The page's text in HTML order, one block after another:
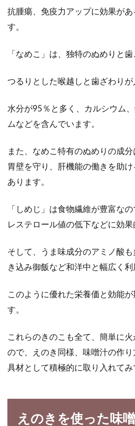
ときの混ぜる
マーガリ...
抗腫瘍、免疫力アップに効果があ
す。
「なめこ」は、独特のぬめりと
つるりとした喉越しと歯ざわりが
水分が95％と多く、カルシウム
ムなどを含んでいます。
また、なめこ特有のぬめりの成
胃壁を守り、肝機能の働きを助
あります。
「しめじ」は食物繊維が豊富な
レステロール値の低下などに効果
そして、うま味成分のアミノ酸
き込み御飯など和洋中と幅広く利
このように優れた栄養価と効能
す。
これらのきのこも全て、簡単に
ので、えのき同様、味噌汁の作
具材として積極的に取り入れてみ
えのきを使った味